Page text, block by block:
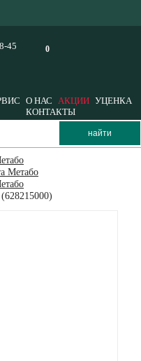
0
45
О НАС АКЦИИ УЦЕНКА
КОНТАКТЫ
Метабо